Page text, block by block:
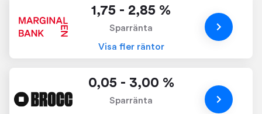
1,75 - 2,85 %
Sparränta
Visa fler räntor
0,05 - 3,00 %
Sparränta